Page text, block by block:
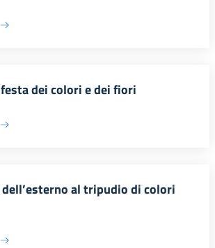
dei colori e dei fiori
al tripudio di colori